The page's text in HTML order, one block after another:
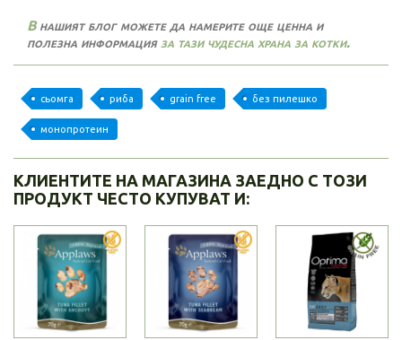
Внашият блог можете да намерите още ценна и
полезна информацияза тази чудесна храна за котки.
сьомга риба grain free без пилешко
монопротеин
КЛИЕНТИТЕ НА МАГАЗИНА ЗАЕДНО С ТОЗИ
ПРОДУКТ ЧЕСТО КУПУВАТ И: